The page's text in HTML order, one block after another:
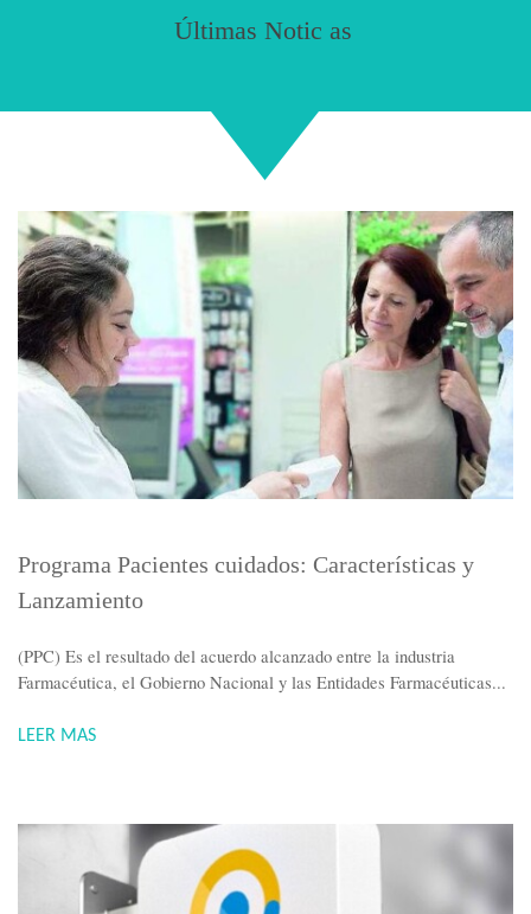
Últimas Notic as
Programa Pacientes cuidados: Características y
Lanzamiento
(PPC) Es el resultado del acuerdo alcanzado entre la industria
Farmacéutica, el Gobierno Nacional y las Entidades Farmacéuticas...
LEER MAS